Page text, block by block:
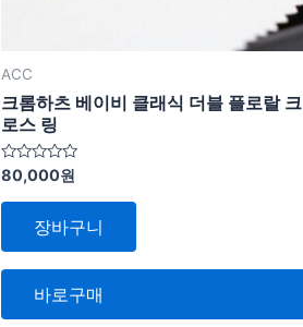
ACC
크롬하츠 베이비 클래식 더블 플로랄 크
로스 링
5
중
에
가
80,000원
장바구니
바로구매